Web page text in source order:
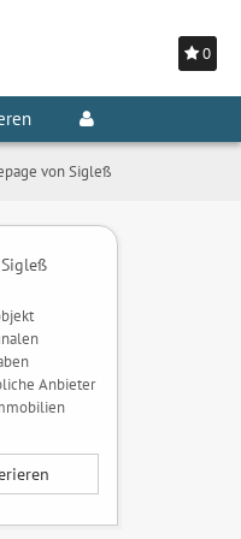
0
von Sigleß
Anbieter